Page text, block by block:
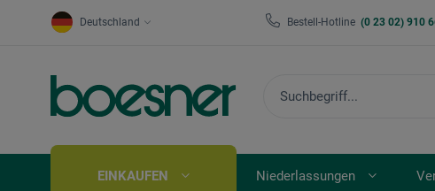
Deutschland Bestell-Hotline (0 23 02) 910
EINKAUFEN Niederlassungen